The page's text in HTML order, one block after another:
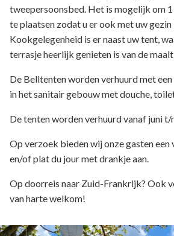
tweepersoonsbed. Het is mogelijk om
te plaatsen zodat u er ook met uw
Kookgelegenheid is er naast uw tent,
terrasje heerlijk genieten is van de
De Belltenten worden verhuurd met
in het sanitair gebouw met douche,
De tenten worden verhuurd vanaf juni
Op verzoek bieden wij onze gasten
en/of plat du jour met drankje aan.
Op doorreis naar Zuid-Frankrijk? Ook
van harte welkom!